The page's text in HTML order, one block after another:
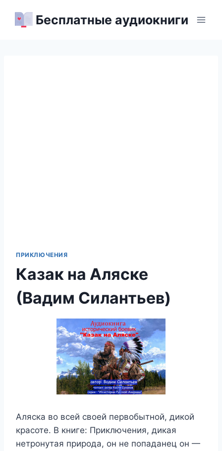
Бесплатные аудиокниги
ПРИКЛЮЧЕНИЯ
Казак на Аляске
(Вадим Силантьев)
Аляска во всей своей первобытной, дикой
красоте. В книге: Приключения, дикая
нетронутая природа, он не попаданец он —